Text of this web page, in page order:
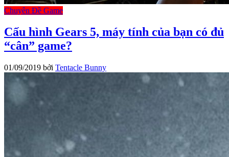
Chuyên Đề Game
Cấu hình Gears 5, máy tính của bạn có đủ
“cân” game?
01/09/2019 bởi Tentacle Bunny